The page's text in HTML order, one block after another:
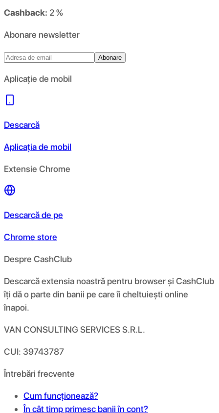
Cashback: 2 %
Abonare newsletter
Abonare
Aplicație de mobil
Descarcă
Aplicația de mobil
Extensie Chrome
Descarcă de pe
Chrome store
Despre CashClub
Descarcă extensia noastră pentru browser și CashClub
îți dă o parte din banii pe care îi cheltuiești online
înapoi.
VAN CONSULTING SERVICES S.R.L.
CUI: 39743787
Întrebări frecvente
Cum funcționează?
În cât timp primesc banii în cont?